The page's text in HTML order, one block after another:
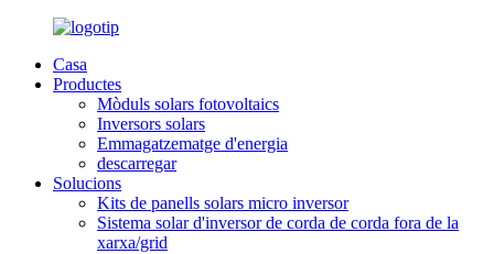
Casa
Productes
Mòduls solars fotovoltaics
Inversors solars
Emmagatzematge d'energia
descarregar
Solucions
Kits de panells solars micro inversor
Sistema solar d'inversor de corda de corda fora de la
xarxa/grid